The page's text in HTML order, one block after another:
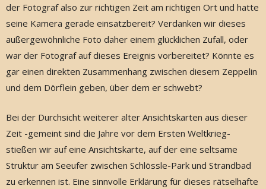
der Fotograf also zur richtigen Zeit am richtigen Ort und hatte
seine Kamera gerade einsatzbereit? Verdanken wir dieses
außergewöhnliche Foto daher einem glücklichen Zufall, oder
war der Fotograf auf dieses Ereignis vorbereitet? Könnte es
gar einen direkten Zusammenhang zwischen diesem Zeppelin
und dem Dörflein geben, über dem er schwebt?
Bei der Durchsicht weiterer alter Ansichtskarten aus dieser
Zeit -gemeint sind die Jahre vor dem Ersten Weltkrieg-
stießen wir auf eine Ansichtskarte, auf der eine seltsame
Struktur am Seeufer zwischen Schlössle-Park und Strandbad
zu erkennen ist. Eine sinnvolle Erklärung für dieses rätselhafte